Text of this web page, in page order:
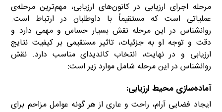
مرحله اجرای ارزیابی در کانون‌های ارزیابی، مهم‌ترین مرحله‌ی
عملیاتی است که مستقیماً با داوطلبان در ارتباط است.
روانشناس در این مرحله نقش بسیار حساس و مهمی دارد و
دقت و توجه او به جزئیات، تاثیر مستقیمی بر کیفیت نتایج
ارزیابی و در نهایت، انتخاب کاندیدای مناسب دارد. نقش
روانشناس در این مرحله شامل موارد زیر است:
آماده‌سازی محیط ارزیابی:
ایجاد فضایی آرام، راحت و عاری از هر گونه عوامل مزاحم برای